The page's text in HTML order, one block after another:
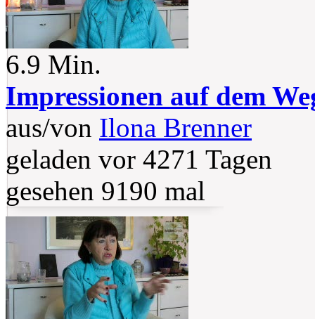
6.9 Min.
Impressionen auf dem
aus/von Ilona Brenner
geladen vor 4271 Tagen
gesehen 9190 mal